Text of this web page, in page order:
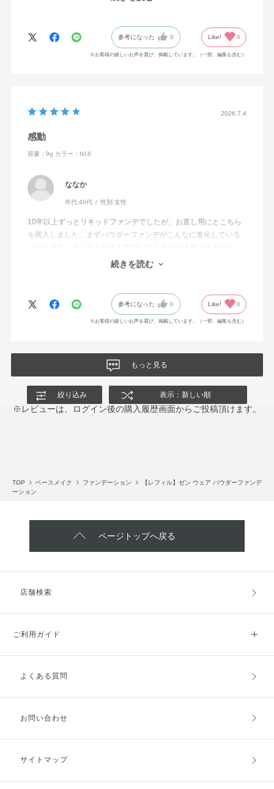
参考になった 0 Like! 0
※お客様の嬉しいお声を選び、掲載しています。（一部、編集も含む）
2026.7.4
感動
容量：9g カラー：N16
ななか
年代:40代 性別:女性
10年以上ずっとリキッドファンデでしたが、お直し用にとこちら
を購入しました。まずパウダーファンデがこんなに進化している
厚塗り感ないのにカバー力もある。愛用していきたいと思えるフ
続きを読む
参考になった 0 Like! 0
※お客様の嬉しいお声を選び、掲載しています。（一部、編集も含む）
もっと見る
絞り込み 表示：新しい順
※レビューは、ログイン後の購入履歴画面からご投稿頂けます。
TOP ベースメイク ファンデーション
【レフィル】ゼン ウェア パウダーファンデ
ーション
ページトップへ戻る
店舗検索
ご利用ガイド
ご利用ガイドトップ
お支払方法
キャンセル・返品・交換
よくある質問
お問い合わせ
サイトマップ